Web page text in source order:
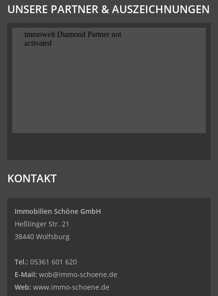
UNSERE PARTNER & AUSZEICHNUNGEN
KONTAKT
Immobilien Schöne GmbH
Heßlinger Str. 21
38440 Wolfsburg
Tel.: 05361 601 620
E-Mail: wob@immo-schoene.de
Web: www.immo-schoene.de